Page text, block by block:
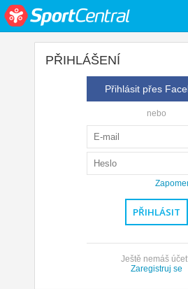
PŘIHLÁŠENÍ
Přihlásit přes
nebo
Ještě nemáš
Zaregistruj se